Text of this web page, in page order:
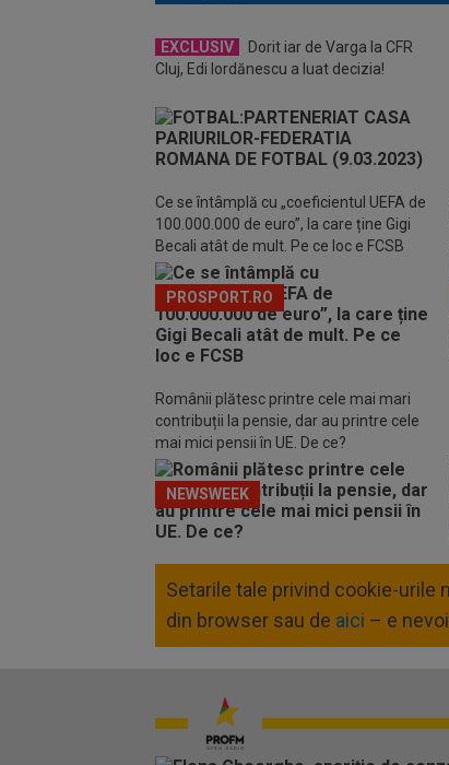
EXCLUSIV
Dorit iar de Varga la CFR
Cluj, Edi Iordănescu a luat decizia!
Ce se întâmplă cu „coeficientul UEFA de
100.000.000 de euro”, la care ține Gigi
Becali atât de mult. Pe ce loc e FCSB
PROSPORT.RO
Românii plătesc printre cele mai mari
contribuții la pensie, dar au printre cele
mai mici pensii în UE. De ce?
NEWSWEEK
Setarile tale privind cookie-urile
din browser sau de aici – e